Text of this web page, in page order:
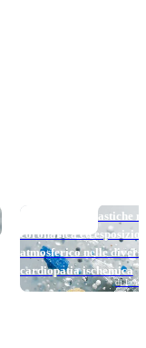
Micro e nanoplastiche
coronarica ed
atmosferico nelle
cardiopatia ischemica
di